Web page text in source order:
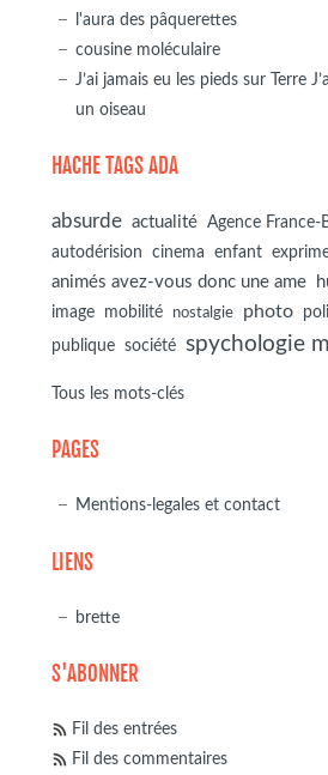
l'aura des pâquerettes
cousine moléculaire
J’ai jamais eu les pieds sur Terre
un oiseau
HACHE TAGS ADA
absurde actualité Agence France-
autodérision cinema enfant
animés avez-vous donc une ame
image mobilité nostalgie photo
publique
société spychologie
Tous les mots-clés
PAGES
Mentions-legales et contact
LIENS
brette
S'ABONNER
Fil des entrées
Fil des commentaires